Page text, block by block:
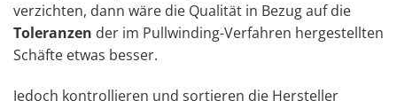
verzichten, dann wäre die Qualität in Bezug auf die
Toleranzen der im Pullwinding-Verfahren hergestellten
Schäfte etwas besser.
Jedoch kontrollieren und sortieren die Hersteller